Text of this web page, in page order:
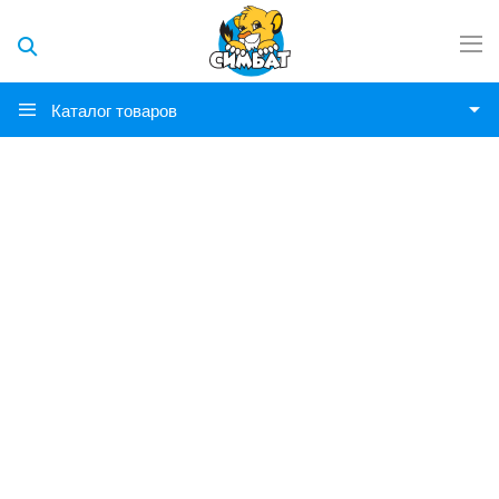
Каталог товаров